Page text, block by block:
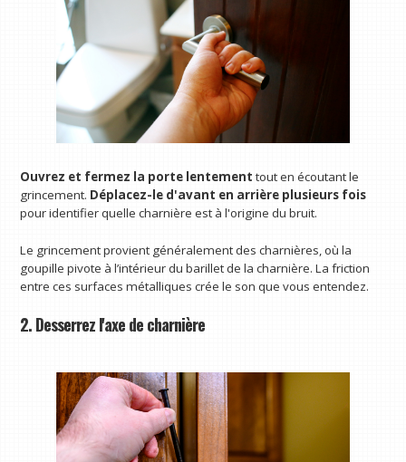
Ouvrez et fermez la porte lentementtout en écoutant le
grincement. Déplacez-le d'avant en arrière plusieurs fois
pour identifier quelle charnière est à l'origine du bruit.
Le grincement provient généralement des charnières, où la
goupille pivote à l’intérieur du barillet de la charnière. La friction
entre ces surfaces métalliques crée le son que vous entendez.
2. Desserrez l'axe de charnière